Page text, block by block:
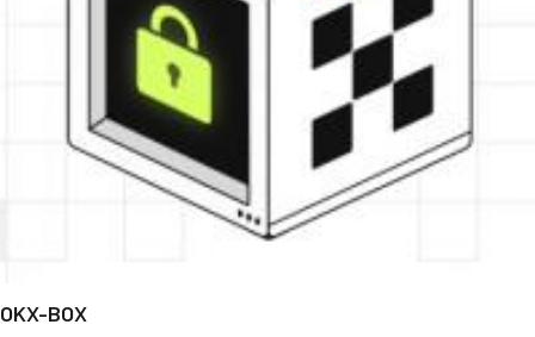
OKX-BOX